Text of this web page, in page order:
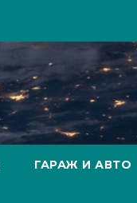
ГАРАЖ И АВТО